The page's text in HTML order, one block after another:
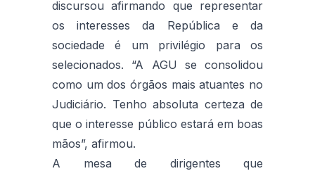
discursou afirmando que representar
os interesses da República e da
sociedade é um privilégio para os
selecionados. “A AGU se consolidou
como um dos órgãos mais atuantes no
Judiciário. Tenho absoluta certeza de
que o interesse público estará em boas
mãos”, afirmou.
A mesa de dirigentes que